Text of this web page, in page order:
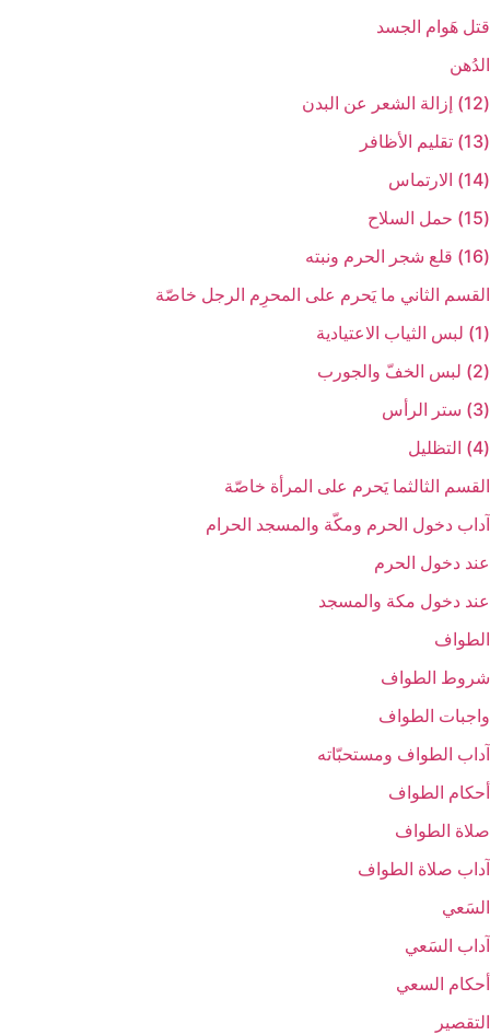
قتل هَوام الجسد
الدُهن‏
(12) إزالة الشعر عن البدن‏
(13) تقليم الأظافر
(14) الارتماس‏
(15) حمل السلاح‏
(16) قلع شجر الحرم ونبته‏
القسم الثاني ‏ما يَحرم على المحرِم الرجل خاصّة
(1) لبس الثياب الاعتيادية
(2) لبس الخفّ والجورب‏
(3) ستر الرأس‏
(4) التظليل‏
القسم الثالث‏ما يَحرم على المرأة خاصّة
آداب دخول الحرم ومكّة والمسجد الحرام‏
عند دخول الحرم‏
عند دخول مكة والمسجد
الطواف‏
شروط الطواف‏
واجبات الطواف‏
آداب الطواف ومستحبّاته‏
أحكام الطواف‏
صلاة الطواف‏
آداب صلاة الطواف‏
السَعي‏
آداب السَعي‏
أحكام السعي‏
التقصير